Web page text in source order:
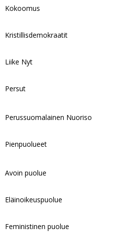
Kokoomus
Kristillisdemokraatit
Liike Nyt
Persut
Perussuomalainen Nuoriso
Pienpuolueet
Avoin puolue
Eläinoikeuspuolue
Feministinen puolue